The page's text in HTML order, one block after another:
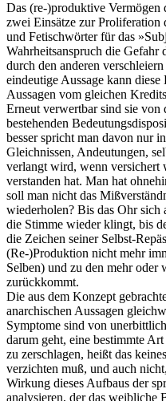
Das (re-)produktive Vermögen
zwei Einsätze zur Proliferation
und Fetischwörter für das
Wahrheitsanspruch die Gefahr
durch den anderen
eindeutige Aussage kann
Aussagen vom gleichen
Erneut verwertbar sind sie von
bestehenden
besser spricht man davon nur
Gleichnissen, Andeutungen,
verlangt wird, wenn versichert
verstanden hat. Man hat
soll man nicht das
wiederholen? Bis das Ohr sich
die Stimme wieder klingt, bis
die Zeichen seiner Selbst-
(Re-)Produktion nicht mehr
Selben) und zu den mehr oder
zurückkommt.
Die aus dem Konzept
anarchischen Aussagen
Symptome sind von
darum geht, eine bestimmte
zu zerschlagen, heißt das
verzichten muß, und auch
Wirkung dieses Aufbaus der
analysieren, der das weibliche